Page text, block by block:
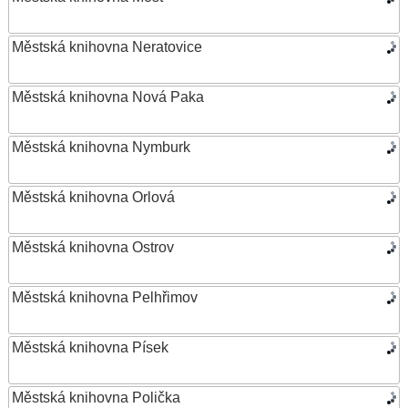
Městská knihovna Neratovice
Městská knihovna Nová Paka
Městská knihovna Nymburk
Městská knihovna Orlová
Městská knihovna Ostrov
Městská knihovna Pelhřimov
Městská knihovna Písek
Městská knihovna Polička